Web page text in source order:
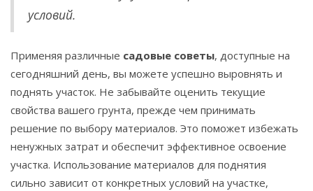
условий.
Применяя различные садовые советы, доступные на
сегодняшний день, вы можете успешно выровнять и
поднять участок. Не забывайте оценить текущие
свойства вашего грунта, прежде чем принимать
решение по выбору материалов. Это поможет избежать
ненужных затрат и обеспечит эффективное освоение
участка. Использование материалов для поднятия
сильно зависит от конкретных условий на участке,